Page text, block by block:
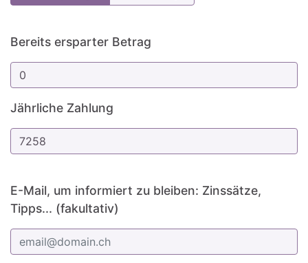
Bereits ersparter Betrag
Jährliche Zahlung
E-Mail, um informiert zu bleiben: Zinssätze,
Tipps... (fakultativ)